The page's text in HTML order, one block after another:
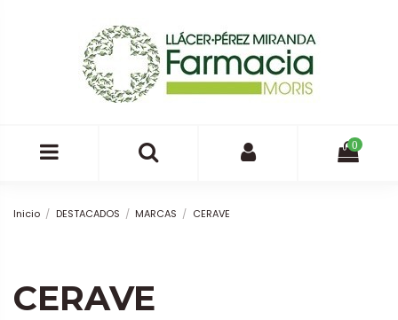
0
Inicio DESTACADOS MARCAS CERAVE
CERAVE